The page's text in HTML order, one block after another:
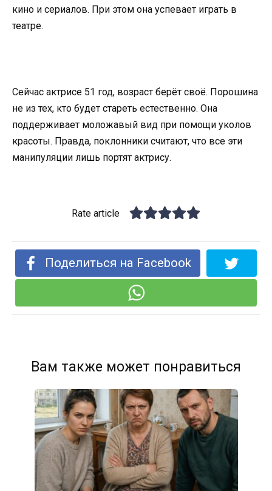
кино и сериалов. При этом она успевает играть в
театре.
Сейчас актрисе 51 год, возраст берёт своё. Порошина
не из тех, кто будет стареть естественно. Она
поддерживает моложавый вид при помощи уколов
красоты. Правда, поклонники считают, что все эти
манипуляции лишь портят актрису.
Rate article
Поделиться на Facebook
Вам также может понравиться